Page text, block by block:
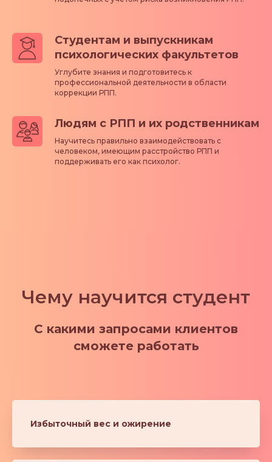
Студентам и выпускникам
психологических факультетов
Углубите знания и подготовитесь к
профессиональной деятельности в области
коррекции РПП.
Людям с РПП и их родственникам
Научитесь правильно взаимодействовать с
человеком, имеющим расстройство РПП и
поддерживать его как психолог.
Чему научится студент
С какими запросами клиентов
сможете работать
Избыточный вес и ожирение